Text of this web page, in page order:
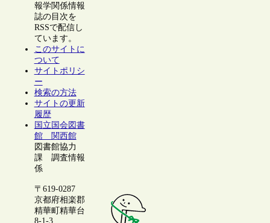
報学関係情報
誌の目次を
RSSで配信し
ています。
このサイトに
ついて
サイトポリシ
ー
検索の方法
サイトの更新
履歴
国立国会図書
館 関西館
図書館協力
課 調査情報
係
〒619-0287
京都府相楽郡
精華町精華台
8-1-3